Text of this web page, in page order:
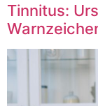
Tinnitus: